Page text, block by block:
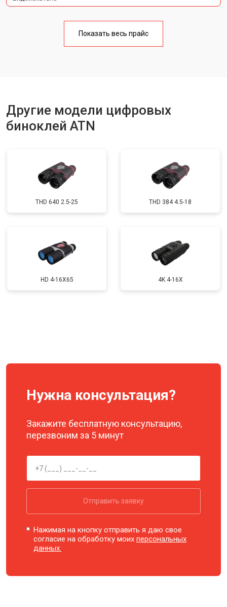
от 2000 ₽
Замена матрицы
Замена USB порта от 800 ₽ Заказать
Замена процессора от 1200 ₽ Заказать
Замена шлейфа гарнитуры Заказать
Ремонт платы управления
(восстановление)
от 1500 ₽
Восстановление после попадания
от 1300 ₽ Заказать
Показать весь прайс
Другие модели цифровых
биноклей ATN
THD 640 2.5-25 THD 384 4.5-18
HD 4-16X65 4K 4-16X
Нужна консультация?
Закажите бесплатную консультацию,
перезвоним за 5 минут
Отправить заявку
Нажимая на кнопку отправить я даю свое
согласие на обработку моихперсональных
данных.